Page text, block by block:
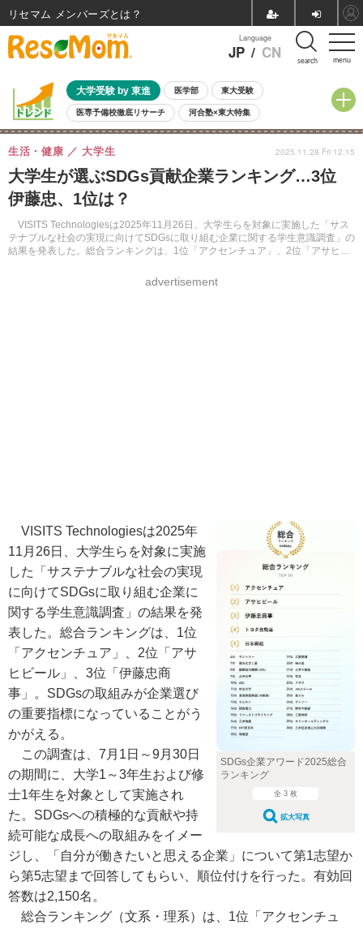
menu
Language
JP / CN search
大学受験 by 東進 医学部 東大受験
医専予備校徹底リサーチ 河合塾×東大特集
親子で考える大学選び 高校受験 中学受験 小学校受験
共通テスト 夏休み
8月開催イベント・WS 全国公立高校 過去問 人気記事
自由研究教材（小学生向け）
大学生が選ぶSDGs貢献企業ランキング…3位
伊藤忠、1位は？
VISITS Technologiesは2025年11月26日、大学生らを対象に実施した「サス
テナブルな社会の実現に向けてSDGsに取り組む企業に関する学生意識調査」の
結果を発表した。総合ランキングは、1位「アクセンチュア」、2位「アサヒビ
生活・健康 大学生
advertisement
2025.11.28 Fri 12:15
SDGs企業アワード2025総合
ランキング
全 3 枚
拡大写真
VISITS Technologiesは2025年
11月26日、大学生らを対象に実施
した「サステナブルな社会の実現
に向けてSDGsに取り組む企業に
関する学生意識調査」の結果を発
表した。総合ランキングは、1位
「アクセンチュア」、2位「アサ
ヒビール」、3位「伊藤忠商
事」。SDGsの取組みが企業選び
の重要指標になっていることがう
かがえる。
この調査は、7月1日～9月30日
の期間に、大学1～3年生および修
士1年生を対象として実施され
た。SDGsへの積極的な貢献や持
続可能な成長への取組みをイメー
ジし、「自分が働きたいと思える企業」について第1志望か
ら第5志望まで回答してもらい、順位付けを行った。有効回
答数は2,150名。
総合ランキング（文系・理系）は、1位「アクセンチュ
リセマム メンバーズ